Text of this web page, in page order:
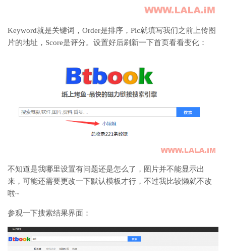
Keyword就是关键词，Order是排序，Pic就填写我们之前上传图
片的地址，Score是评分。设置好后刷新一下首页看看变化：
不知道是我哪里设置有问题还是怎么了，图片并不能显示出
来，可能还需要更改一下默认模板才行，不过我比较懒就不改
啦~
参观一下搜索结果界面：